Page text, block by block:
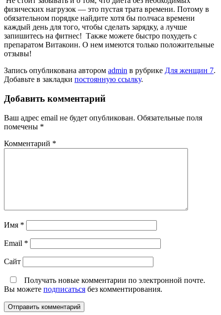
физических нагрузок — это пустая трата времени. Потому в
обязательном порядке найдите хотя бы полчаса времени
каждый день для того, чтобы сделать зарядку, а лучше
запишитесь на фитнес! Также можете быстро похудеть с
препаратом Витакоин. О нем имеются только положительные
отзывы!
Запись опубликована автором admin в рубрике Для женщин 7.
Добавьте в закладки постоянную ссылку.
Добавить комментарий
Ваш адрес email не будет опубликован. Обязательные поля
помечены *
Комментарий *
Имя *
Email *
Сайт
Получать новые комментарии по электронной почте.
Вы можете подписаться без комментирования.